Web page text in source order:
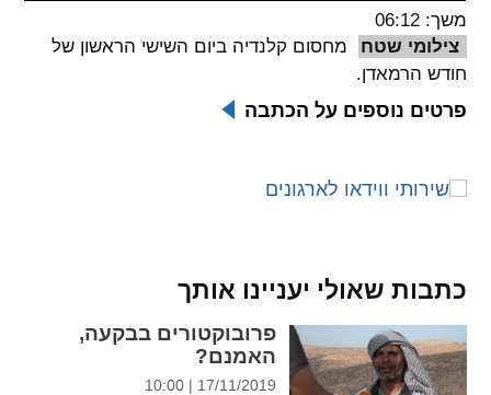
spellcheck
brightness_high
קישורים
format_underlined
קו תחתי לקישורים
font_download
משך: 06:12
צילומי שטח
מחסום קלנדיה ביום השישי הראשון של
חודש הרמאדן.
פרטים נוספים על הכתבה
כתבות שאולי יעניינו אותך
פרובוקטורים בבקעה,
האמנם?
17/11/2019 | 10:00